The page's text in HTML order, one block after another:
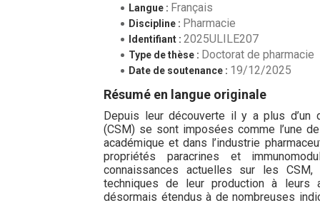
Langue : Français
Discipline : Pharmacie
Identifiant : 2025ULILE207
Type de thèse : Doctorat de pharmacie
Date de soutenance : 19/12/2025
Résumé en langue originale
Depuis leur découverte il y a plus d’un
(CSM) se sont imposées comme l’une
académique et dans l’industrie
propriétés paracrines et
connaissances actuelles sur les CSM,
techniques de leur production à leurs
désormais étendus à de nombreuses